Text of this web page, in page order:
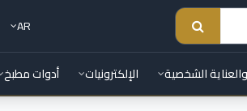
AR
الشخصية الإلكترونيات أدوات مطبخ